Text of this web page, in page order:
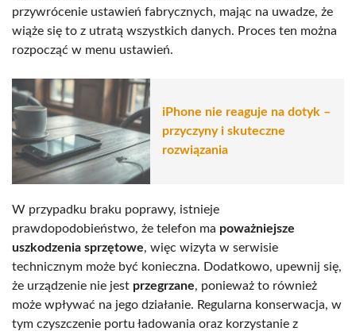
przywrócenie ustawień fabrycznych, mając na uwadze, że
wiąże się to z utratą wszystkich danych. Proces ten można
rozpocząć w menu ustawień.
iPhone nie reaguje na dotyk –
przyczyny i skuteczne
rozwiązania
W przypadku braku poprawy, istnieje
prawdopodobieństwo, że telefon ma poważniejsze
uszkodzenia sprzętowe, więc wizyta w serwisie
technicznym może być konieczna. Dodatkowo, upewnij się,
że urządzenie nie jest przegrzane, ponieważ to również
może wpływać na jego działanie. Regularna konserwacja, w
tym czyszczenie portu ładowania oraz korzystanie z